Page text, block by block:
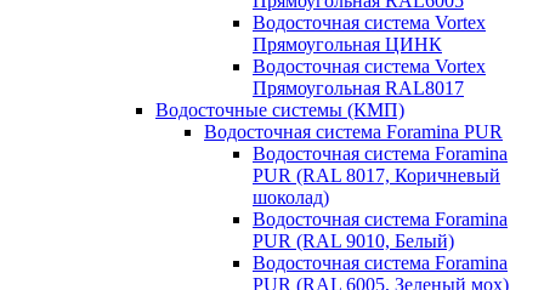
Водосточная система Vortex
Прямоугольная ЦИНК
Водосточная система Vortex
Прямоугольная RAL8017
Водосточные системы (КМП)
Водосточная система Foramina PUR
Водосточная система Foramina
PUR (RAL 8017, Коричневый
шоколад)
Водосточная система Foramina
PUR (RAL 9010, Белый)
Водосточная система Foramina
PUR (RAL 6005, Зеленый мох)